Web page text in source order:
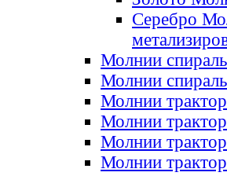
Серебро
Молнии
Молнии
Молнии
Молнии
Молнии
Молнии